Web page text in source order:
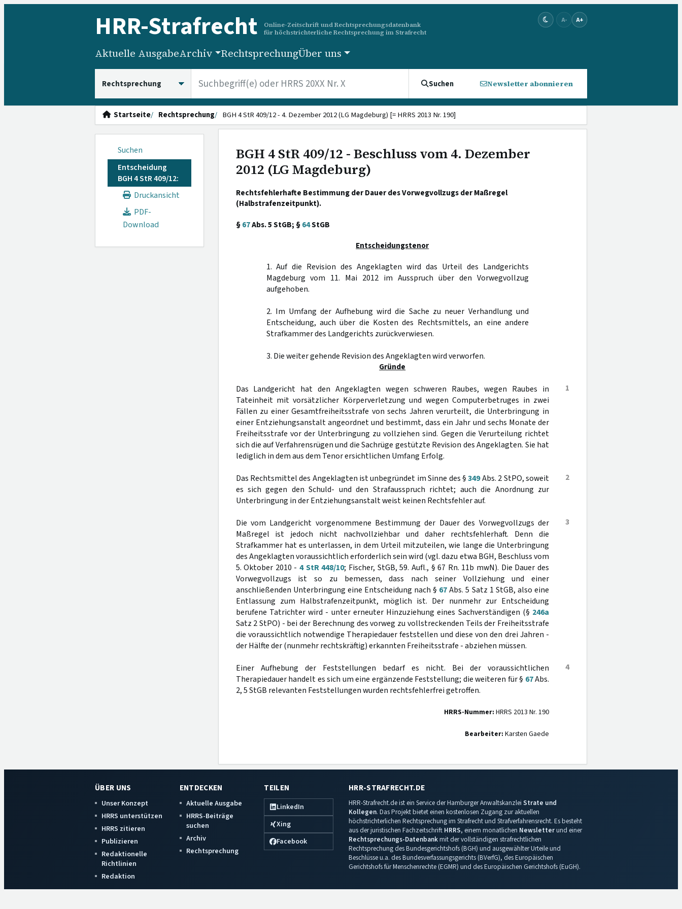
HRR-Strafrecht
Online-Zeitschrift und Rechtsprechungsdatenbank
für höchstrichterliche Rechtsprechung im Strafrecht
A- A+
Aktuelle AusgabeArchiv RechtsprechungÜber uns
Suchen Newsletter abonnieren
Startseite Rechtsprechung BGH 4 StR 409/12 - 4. Dezember 2012 (LG Magdeburg) [= HRRS 2013 Nr. 190]
Suchen
Entscheidung
BGH 4 StR 409/12:
Druckansicht
PDF-
Download
BGH 4 StR 409/12 - Beschluss vom 4. Dezember
2012 (LG Magdeburg)
Rechtsfehlerhafte Bestimmung der Dauer des Vorwegvollzugs der Maßregel
(Halbstrafenzeitpunkt).
§67Abs. 5 StGB; §64StGB
Entscheidungstenor
1. Auf die Revision des Angeklagten wird das Urteil des Landgerichts
Magdeburg vom 11. Mai 2012 im Ausspruch über den Vorwegvollzug
aufgehoben.
2. Im Umfang der Aufhebung wird die Sache zu neuer Verhandlung und
Entscheidung, auch über die Kosten des Rechtsmittels, an eine andere
Strafkammer des Landgerichts zurückverwiesen.
3. Die weiter gehende Revision des Angeklagten wird verworfen.
Gründe
1
Das Landgericht hat den Angeklagten wegen schweren Raubes, wegen Raubes in
Tateinheit mit vorsätzlicher Körperverletzung und wegen Computerbetruges in zwei
Fällen zu einer Gesamtfreiheitsstrafe von sechs Jahren verurteilt, die Unterbringung in
einer Entziehungsanstalt angeordnet und bestimmt, dass ein Jahr und sechs Monate der
Freiheitsstrafe vor der Unterbringung zu vollziehen sind. Gegen die Verurteilung richtet
sich die auf Verfahrensrügen und die Sachrüge gestützte Revision des Angeklagten. Sie hat
lediglich in dem aus dem Tenor ersichtlichen Umfang Erfolg.
2
Das Rechtsmittel des Angeklagten ist unbegründet im Sinne des §349Abs. 2 StPO, soweit
es sich gegen den Schuld- und den Strafausspruch richtet; auch die Anordnung zur
Unterbringung in der Entziehungsanstalt weist keinen Rechtsfehler auf.
3
Die vom Landgericht vorgenommene Bestimmung der Dauer des Vorwegvollzugs der
Maßregel ist jedoch nicht nachvollziehbar und daher rechtsfehlerhaft. Denn die
Strafkammer hat es unterlassen, in dem Urteil mitzuteilen, wie lange die Unterbringung
des Angeklagten voraussichtlich erforderlich sein wird (vgl. dazu etwa BGH, Beschluss vom
5. Oktober 2010 -4 StR 448/10; Fischer, StGB, 59. Aufl., § 67 Rn. 11b mwN). Die Dauer des
Vorwegvollzugs ist so zu bemessen, dass nach seiner Vollziehung und einer
anschließenden Unterbringung eine Entscheidung nach § 67Abs. 5 Satz 1 StGB, also eine
Entlassung zum Halbstrafenzeitpunkt, möglich ist. Der nunmehr zur Entscheidung
berufene Tatrichter wird - unter erneuter Hinzuziehung eines Sachverständigen (§ 246a
Satz 2 StPO) - bei der Berechnung des vorweg zu vollstreckenden Teils der Freiheitsstrafe
die voraussichtlich notwendige Therapiedauer feststellen und diese von den drei Jahren -
der Hälfte der (nunmehr rechtskräftig) erkannten Freiheitsstrafe - abziehen müssen.
4
Einer Aufhebung der Feststellungen bedarf es nicht. Bei der voraussichtlichen
Therapiedauer handelt es sich um eine ergänzende Feststellung; die weiteren für § 67Abs.
2, 5 StGB relevanten Feststellungen wurden rechtsfehlerfrei getroffen.
HRRS-Nummer: HRRS 2013 Nr. 190
Bearbeiter: Karsten Gaede
ÜBER UNS
Unser Konzept
HRRS unterstützen
HRRS zitieren
Publizieren
Redaktionelle
Richtlinien
Redaktion
ENTDECKEN
Aktuelle Ausgabe
HRRS-Beiträge
suchen
Archiv
Rechtsprechung
TEILEN
LinkedIn
Xing
Facebook
HRR-STRAFRECHT.DE
HRR-Strafrecht.de ist ein Service der Hamburger Anwaltskanzlei Strate und
Kollegen. Das Projekt bietet einen kostenlosen Zugang zur aktuellen
höchstrichterlichen Rechtsprechung im Strafrecht und Strafverfahrensrecht. Es besteht
aus der juristischen Fachzeitschrift HRRS, einem monatlichen Newsletterund einer
Rechtsprechungs-Datenbankmit der vollständigen strafrechtlichen
Rechtsprechung des Bundesgerichtshofs (BGH) und ausgewählter Urteile und
Beschlüsse u.a. des Bundesverfassungsgerichts (BVerfG), des Europäischen
Gerichtshofs für Menschenrechte (EGMR) und des Europäischen Gerichtshofs (EuGH).